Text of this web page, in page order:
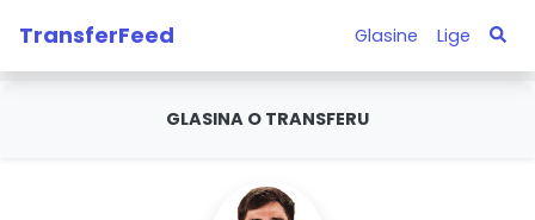
TransferFeed Glasine Lige
GLASINA O TRANSFERU